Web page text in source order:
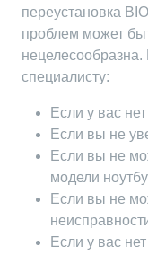
переустановка
проблем может
нецелесообразна.
специалисту:
Если у вас
Если вы не
Если вы не
модели
Если вы не
Если у вас